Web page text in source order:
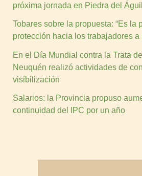
próxima jornada en Piedra del
Tobares sobre la propuesta: “Es la
protección hacia los trabajadores a
En el Día Mundial contra la Trata
Neuquén realizó actividades de
visibilización
Salarios: la Provincia propuso
continuidad del IPC por un año